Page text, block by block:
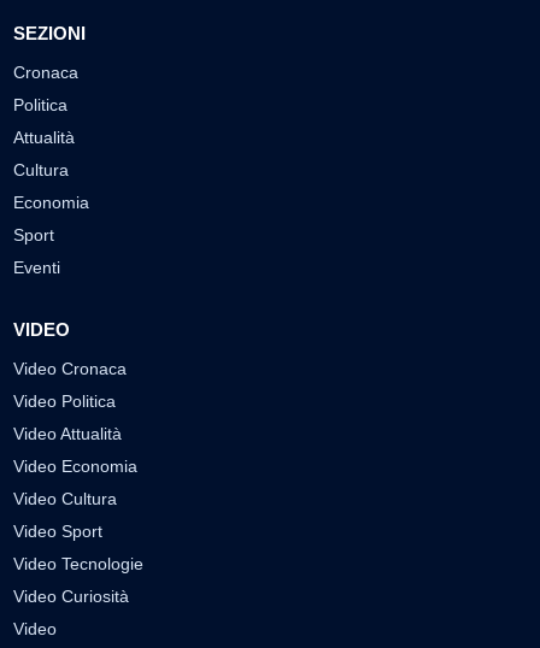
SEZIONI
Cronaca
Politica
Attualità
Cultura
Economia
Sport
Eventi
VIDEO
Video Cronaca
Video Politica
Video Attualità
Video Economia
Video Cultura
Video Sport
Video Tecnologie
Video Curiosità
Video